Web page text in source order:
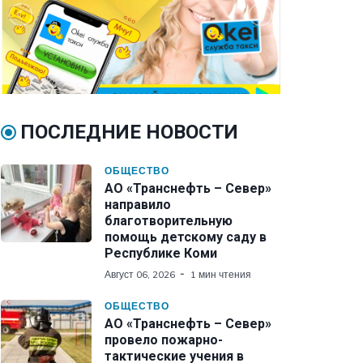
ПОСЛЕДНИЕ НОВОСТИ
ОБЩЕСТВО
АО «Транснефть – Север»
направило
благотворительную
помощь детскому саду в
Республике Коми
Август 06, 2026 1 мин чтения
ОБЩЕСТВО
АО «Транснефть – Север»
провело пожарно-
тактические учения в